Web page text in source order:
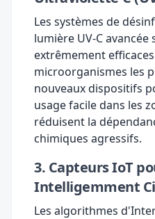
Les systèmes de
lumière UV-C avancée
extrêmement
microorganismes les
nouveaux dispositifs
usage facile dans les
réduisent la
chimiques agressifs.
3. Capteurs IoT
Intelligemment
Les algorithmes